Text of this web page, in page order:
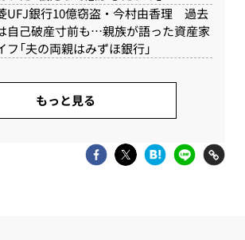
UFJ銀行10億窃盗・今村由香理 過去
自己破産寸前も…親族が語った資産家
フ「夫の両親はみずほ銀行」
もっと見る